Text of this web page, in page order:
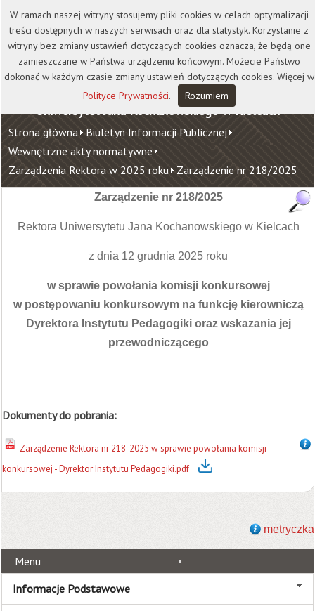
Kontakt Biblioteka
Wydawnictwo
Wirtualna Uczelnia
Uniwersytet Jana Kochanowskiego w Kielcach
Strona główna Biuletyn Informacji Publicznej
Wewnętrzne akty normatywne
Zarządzenia Rektora w 2025 roku Zarządzenie nr 218/2025
Zarządzenie nr 218/2025
Rektora Uniwersytetu Jana Kochanowskiego w Kielcach
z dnia 12 grudnia 2025 roku
w sprawie powołania komisji konkursowej
w postępowaniu konkursowym na funkcję kierowniczą
Dyrektora Instytutu Pedagogiki oraz wskazania jej
przewodniczącego
Dokumenty do pobrania:
Zarządzenie Rektora nr 218-2025 w sprawie powołania komisji
konkursowej - Dyrektor Instytutu Pedagogiki.pdf
metryczka
Menu
Informacje Podstawowe
W ramach naszej witryny stosujemy pliki cookies w celach optymalizacji
treści dostępnych w naszych serwisach oraz dla statystyk. Korzystanie z
witryny bez zmiany ustawień dotyczących cookies oznacza, że będą one
zamieszczane w Państwa urządzeniu końcowym. Możecie Państwo
dokonać w każdym czasie zmiany ustawień dotyczących cookies. Więcej w
Polityce Prywatności. Rozumiem